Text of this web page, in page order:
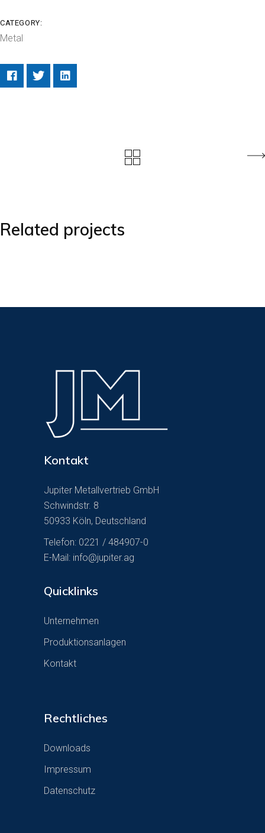
CATEGORY:
Metal
Related projects
Kontakt
Jupiter Metallvertrieb GmbH
Schwindstr. 8
50933 Köln, Deutschland
Telefon: 0221 / 484907-0
E-Mail: info@jupiter.ag
Quicklinks
Unternehmen
Produktionsanlagen
Kontakt
Rechtliches
Downloads
Impressum
Datenschutz